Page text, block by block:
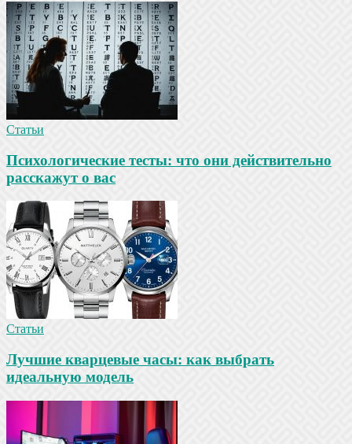
Статьи
Психологические тесты: что они действительно
расскажут о вас
Статьи
Лучшие кварцевые часы: как выбрать
идеальную модель